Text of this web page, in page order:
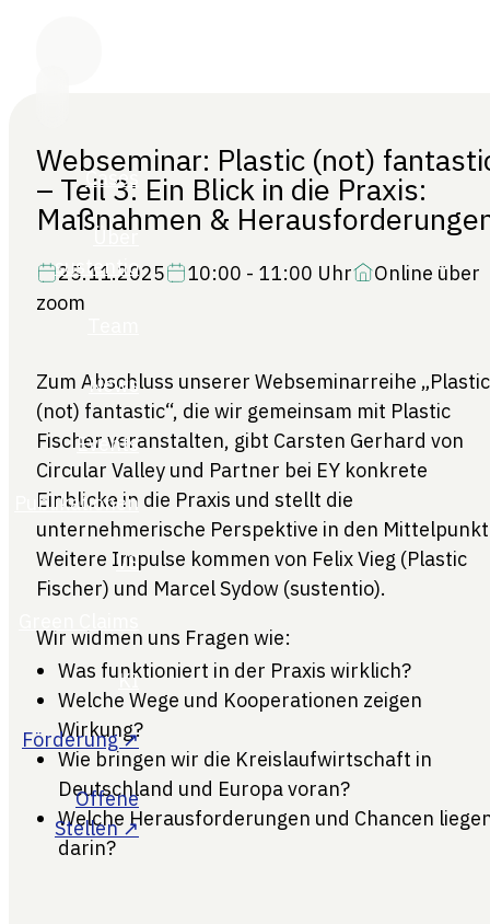
Webseminar: Plastic (not)
– Teil 3: Ein Blick in die Praxis:
Maßnahmen &
25.11.2025 10:00 - 11:00 Uhr
Online über
zoom
Zum Abschluss unserer Webseminarreihe „Plastic
(not) fantastic“, die wir gemeinsam mit Plastic
Fischer veranstalten, gibt Carsten Gerhard von
Circular Valley und Partner bei EY konkrete
Einblicke in die Praxis und stellt die
unternehmerische Perspektive in den
Weitere Impulse kommen von Felix Vieg (Plastic
Fischer) und Marcel Sydow (sustentio).
Wir widmen uns Fragen wie:
Was funktioniert in der Praxis wirklich?
Welche Wege und Kooperationen zeigen
Wirkung?
Wie bringen wir die Kreislaufwirtschaft in
Deutschland und Europa voran?
Welche Herausforderungen und Chancen
darin?